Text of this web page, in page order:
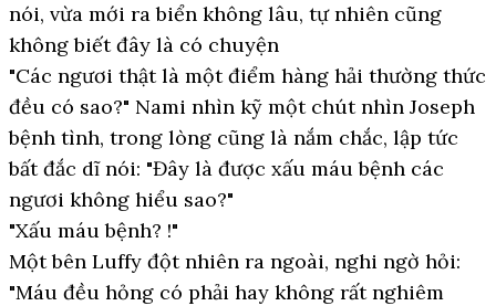
nói, vừa mới ra biển không lâu, tự nhiên cũng
không biết đây là có chuyện
"Các ngươi thật là một điểm hàng hải thường thức
đều có sao?" Nami nhìn kỹ một chút nhìn Joseph
bệnh tình, trong lòng cũng là nắm chắc, lập tức
bất đắc dĩ nói: "Đây là được xấu máu bệnh các
ngươi không hiểu sao?"
"Xấu máu bệnh? !"
Một bên Luffy đột nhiên ra ngoài, nghi ngờ hỏi:
"Máu đều hỏng có phải hay không rất nghiêm